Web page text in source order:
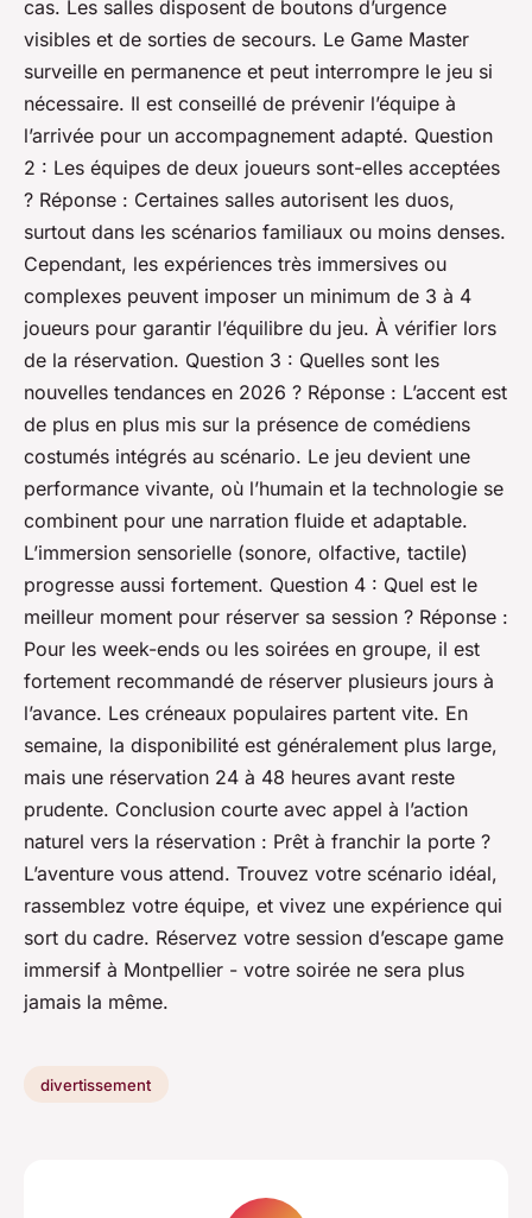
cas. Les salles disposent de boutons d’urgence
visibles et de sorties de secours. Le Game Master
surveille en permanence et peut interrompre le jeu si
nécessaire. Il est conseillé de prévenir l’équipe à
l’arrivée pour un accompagnement adapté. Question
2 : Les équipes de deux joueurs sont-elles acceptées
? Réponse : Certaines salles autorisent les duos,
surtout dans les scénarios familiaux ou moins denses.
Cependant, les expériences très immersives ou
complexes peuvent imposer un minimum de 3 à 4
joueurs pour garantir l’équilibre du jeu. À vérifier lors
de la réservation. Question 3 : Quelles sont les
nouvelles tendances en 2026 ? Réponse : L’accent est
de plus en plus mis sur la présence de comédiens
costumés intégrés au scénario. Le jeu devient une
performance vivante, où l’humain et la technologie se
combinent pour une narration fluide et adaptable.
L’immersion sensorielle (sonore, olfactive, tactile)
progresse aussi fortement. Question 4 : Quel est le
meilleur moment pour réserver sa session ? Réponse :
Pour les week-ends ou les soirées en groupe, il est
fortement recommandé de réserver plusieurs jours à
l’avance. Les créneaux populaires partent vite. En
semaine, la disponibilité est généralement plus large,
mais une réservation 24 à 48 heures avant reste
prudente. Conclusion courte avec appel à l’action
naturel vers la réservation : Prêt à franchir la porte ?
L’aventure vous attend. Trouvez votre scénario idéal,
rassemblez votre équipe, et vivez une expérience qui
sort du cadre. Réservez votre session d’escape game
immersif à Montpellier - votre soirée ne sera plus
jamais la même.
divertissement